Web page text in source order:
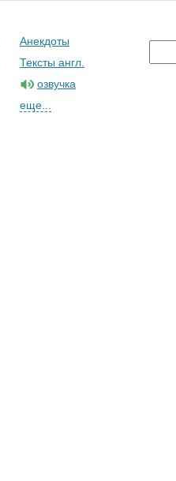
Анекдоты
Тексты англ.
озвучка
еще...